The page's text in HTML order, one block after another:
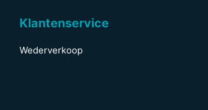
Klantenservice
Wederverkoop